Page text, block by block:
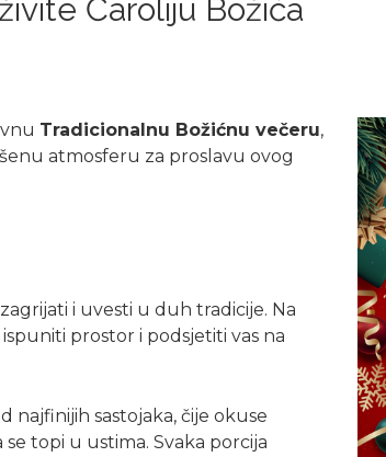
Čaroliju Božića
Tradicionalnu Božićnu večeru,
atmosferu za proslavu ovog
i uvesti u duh tradicije. Na
prostor i podsjetiti vas na
najfinijih sastojaka, čije okuse
topi u ustima. Svaka porcija